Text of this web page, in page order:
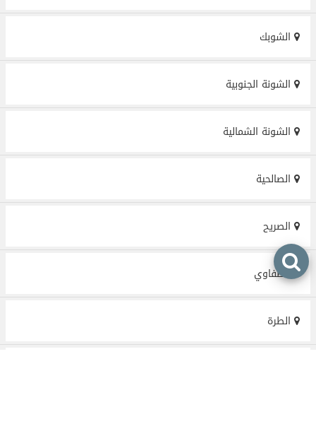
الشوبك
الشونة الجنوبية
الشونة الشمالية
الصالحية
الصريح
الصفاوي
الطرة